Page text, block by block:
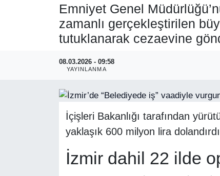
Emniyet Genel
zamanlı gerçekleştirilen
tutuklanarak cezaevine
08.03.2026 - 09:58
YAYINLANMA
İçişleri Bakanlığı tarafından
yaklaşık 600 milyon lira
İzmir dahil 22 ilde
SİYASET
ASAYİŞ
RESMİ REKLAM
Tüm Manşetler
Son Dakika Haberleri
Haber Arşivi